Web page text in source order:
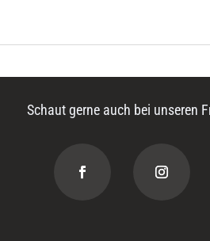
Schaut gerne auch bei unseren